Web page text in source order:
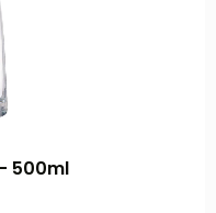
500ml